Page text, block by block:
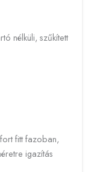
nélküli, szűkített
fitt fazoban,
igazítás